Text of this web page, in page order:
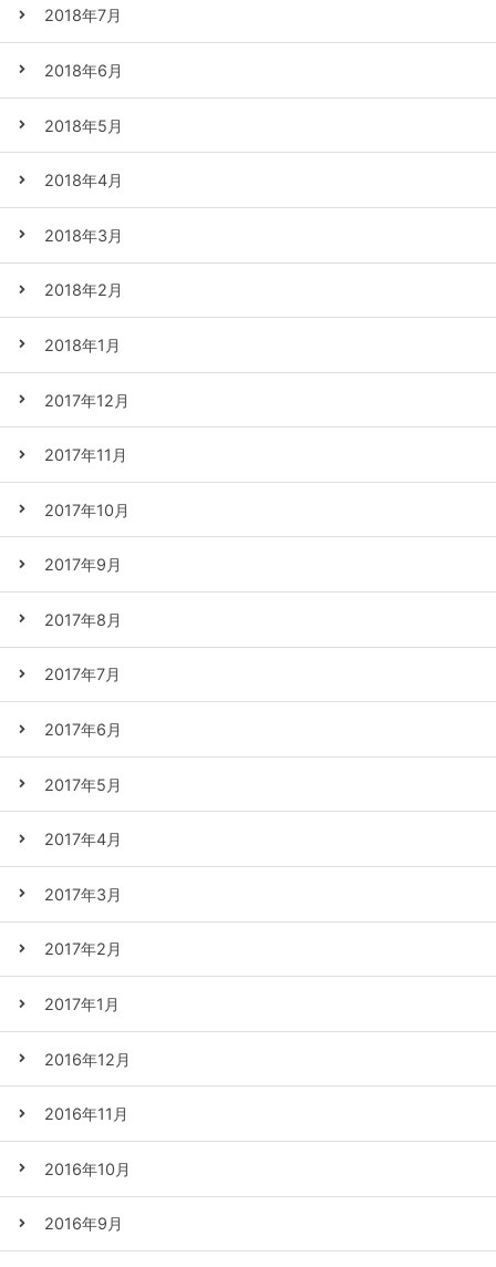
2018年7月
2018年6月
2018年5月
2018年4月
2018年3月
2018年2月
2018年1月
2017年12月
2017年11月
2017年10月
2017年9月
2017年8月
2017年7月
2017年6月
2017年5月
2017年4月
2017年3月
2017年2月
2017年1月
2016年12月
2016年11月
2016年10月
2016年9月